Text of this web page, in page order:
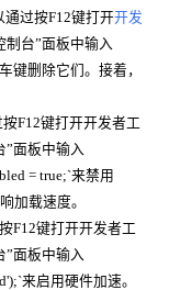
通过按F12键打开开发
制台”面板中输入
键删除它们。接着，
F12键打开开发者工
”面板中输入
= true;`来禁用
加载速度。
F12键打开开发者工
”面板中输入
来启用硬件加速。